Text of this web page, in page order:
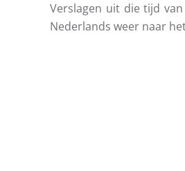
Verslagen uit die tijd
Nederlands weer naar